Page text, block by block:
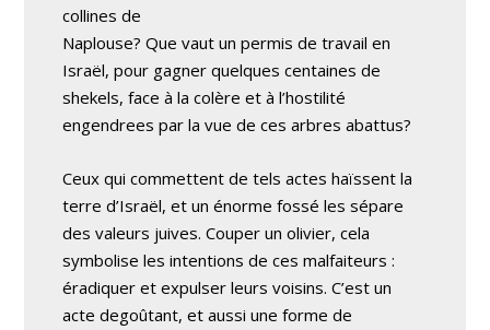
collines de
Naplouse? Que vaut un permis de travail en
Israël, pour gagner quelques centaines de
shekels, face à la colère et à l’hostilité
engendrees par la vue de ces arbres abattus?
Ceux qui commettent de tels actes haïssent la
terre d’Israël, et un énorme fossé les sépare
des valeurs juives. Couper un olivier, cela
symbolise les intentions de ces malfaiteurs :
éradiquer et expulser leurs voisins. C’est un
acte degoûtant, et aussi une forme de